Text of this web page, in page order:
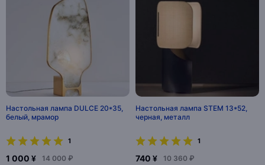
Настольная лампа DULCE 20*35,
белый, мрамор
1
1 000 ¥ 14 000 ₽
Настольная лампа STEM 13*52,
черная, металл
1
740 ¥ 10 360 ₽